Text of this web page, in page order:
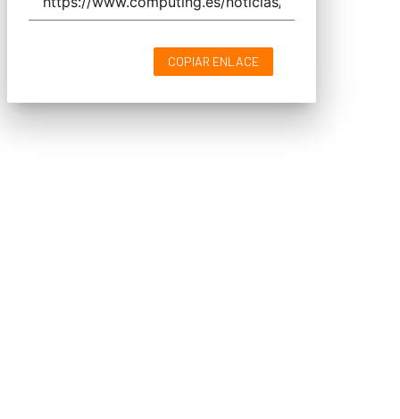
COPIAR ENLACE